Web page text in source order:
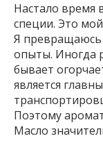
Настало время
специи. Это
Я превращаюсь
опыты. Иногда
бывает
является
Поэтому
Масло